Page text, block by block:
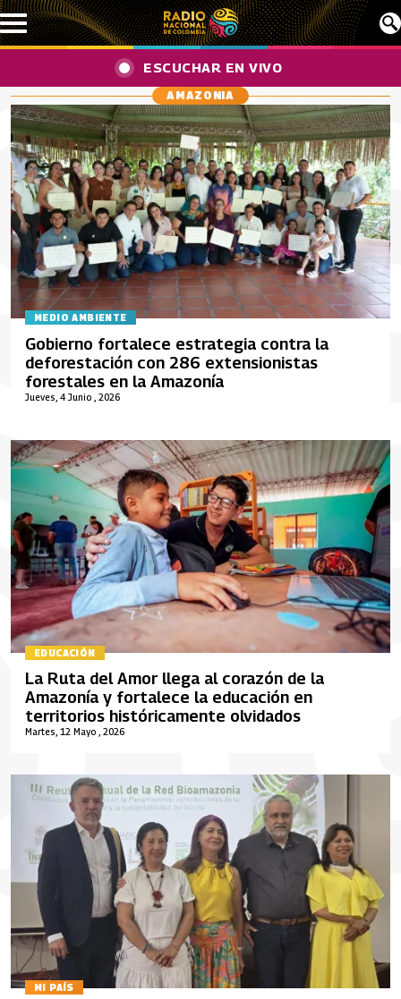
Pasar al contenido principal
ESCUCHAR EN VIVO
AMAZONIA
MEDIO AMBIENTE
Jueves, 4 Junio , 2026
Gobierno fortalece estrategia contra la
deforestación con 286 extensionistas
forestales en la Amazonía
EDUCACIÓN
Martes, 12 Mayo , 2026
La Ruta del Amor llega al corazón de la
Amazonía y fortalece la educación en
territorios históricamente olvidados
MI PAÍS